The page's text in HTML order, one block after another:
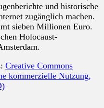
und historische
zugänglich machen.
sieben Millionen Euro.
Holocaust-
Creative Commons
kommerzielle Nutzung,